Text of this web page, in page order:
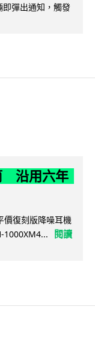
即彈出通知，觸發
沿用六年
價復刻版降噪耳機
1000XM4...
閱讀